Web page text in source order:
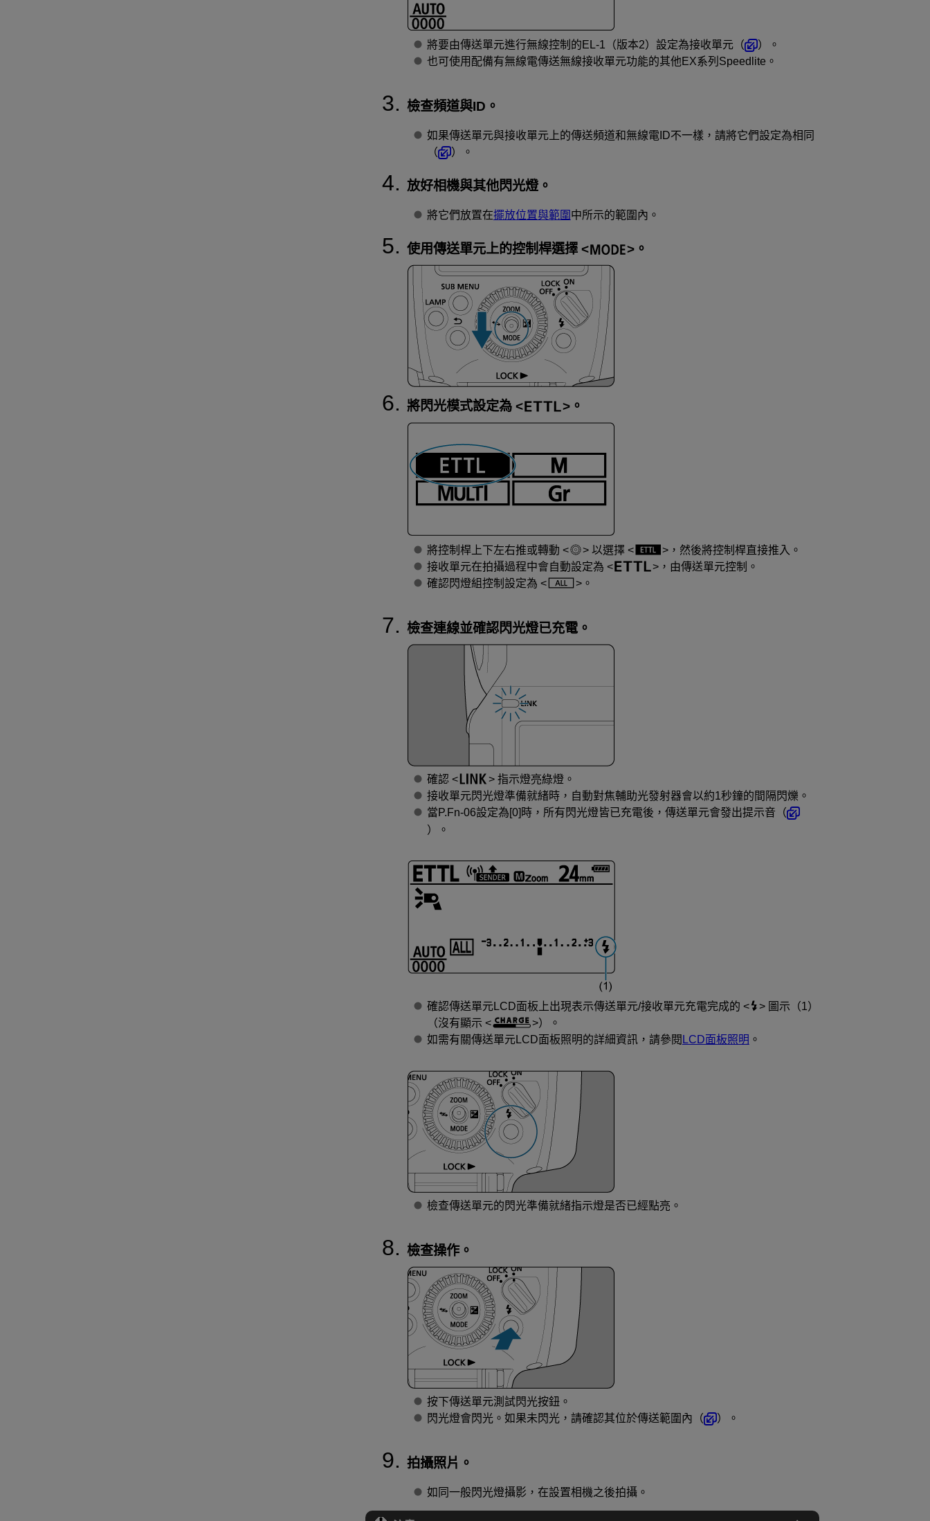
將要由傳送單元進行無線控制的 EL-1（版本2） 設定為接收單元（
）。
也可使用配備有無線電傳送無線接收單元功能的其他EX系列Speedlite。
檢查頻道與ID。
如果傳送單元與接收單元上的傳送頻道和無線電ID不一樣，請將它們設定為相同
（
）。
放好相機與其他閃光燈。
將它們放置在擺放位置與範圍 中所示的範圍內。
使用傳送單元上的控制桿選擇 。
將閃光模式設定為 。
將控制桿上下左右推或轉動 以選擇
，然後將控制桿直接推入。
接收單元在拍攝過程中會自動設定為
，由傳送單元控制。
確認閃燈組控制設定為
。
檢查連線並確認閃光燈已充電。
確認
指示燈亮綠燈。
接收單元閃光燈準備就緒時，自動對焦輔助光發射器會以約1秒鐘的間隔閃爍。
當P.Fn-06設定為[0]時，所有閃光燈皆已充電後，傳送單元會發出提示音（
）。
確認傳送單元LCD面板上出現表示傳送單元/接收單元充電完成的
圖示（1）
（沒有顯示
）。
如需有關傳送單元LCD面板照明的詳細資訊，請參閱 LCD面板照明 。
檢查傳送單元的閃光準備就緒指示燈是否已經點亮。
檢查操作。
按下傳送單元測試閃光按鈕。
閃光燈會閃光。如果未閃光，請確認其位於傳送範圍內（
）。
拍攝照片。
如同一般閃光燈攝影，在設置相機之後拍攝。